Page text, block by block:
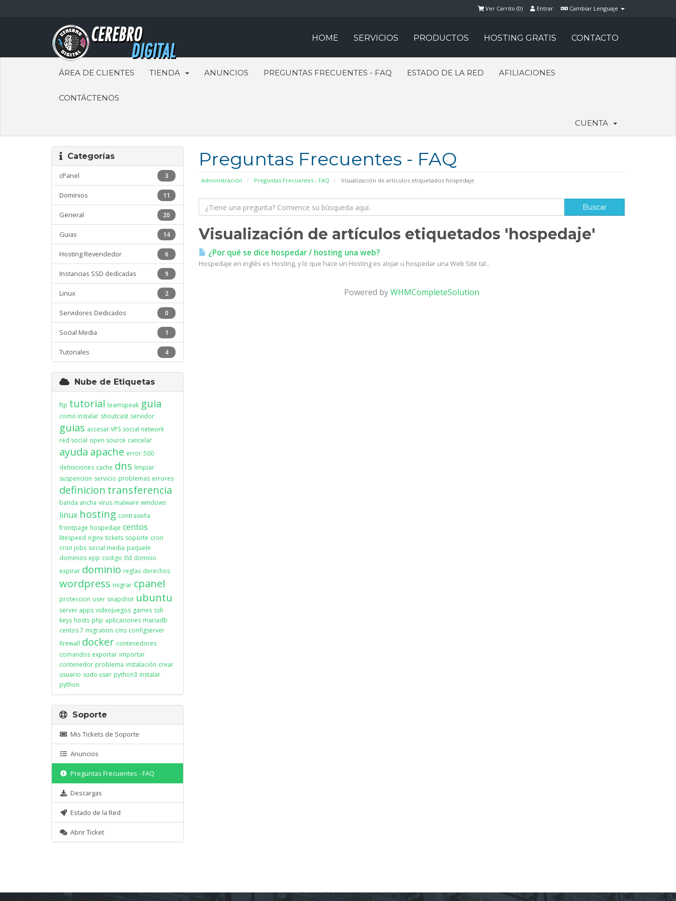
Cambiar Lenguaje
Entrar
Ver Carrito (0)
HOME SERVICIOS PRODUCTOS HOSTING GRATIS CONTACTO
ÁREA DE CLIENTES TIENDA ANUNCIOS PREGUNTAS FRECUENTES - FAQ ESTADO DE LA RED AFILIACIONES
CONTÁCTENOS
CUENTA
Preguntas Frecuentes - FAQ
Administración Preguntas Frecuentes - FAQ Visualización de artículos etiquetados hospedaje
Categorías
3
cPanel
11
Dominios
20
General
14
Guias
6
Hosting Revendedor
9
Instancias SSD dedicadas
2
Linux
0
Servidores Dedicados
1
Social Media
4
Tutoriales
Visualización de artículos etiquetados 'hospedaje'
¿Por qué se dice hospedar / hosting una web?
Hospedaje en inglés es Hosting, y lo que hace un Hosting es alojar u hospedar una Web Site tal...
Powered byWHMCompleteSolution
Nube de Etiquetas
ftp tutorial teamspeak guia
como instalar shoutcast servidor
guias accesar VPS social network
red social open source cancelar
ayuda apache error 500
definiciones cache dns limpiar
suspencion servicio problemas errores
definicion transferencia
banda ancha virus malware windows
linux hosting contraseña
frontpage hospedaje centos
litespeed nginx tickets soporte cron
cron jobs social media paquete
dominios epp codigo tld domnio
expirar dominio reglas derechos
wordpress migrar cpanel
proteccion user snapshot ubuntu
server apps videojuegos games ssh
keys hosts php aplicaciones mariadb
centos 7 migration cms configserver
firewall docker contenedores
comandos exportar importar
contenedor problema instalación crear
usuario sudo user python3 instalar
python
Soporte
Mis Tickets de Soporte
Anuncios
Preguntas Frecuentes - FAQ
Descargas
Estado de la Red
Abrir Ticket